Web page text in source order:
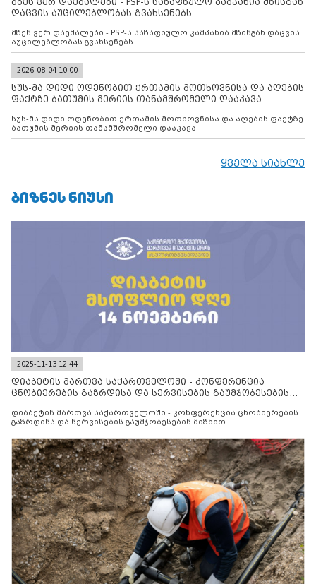
მზეს ვერ დაემალები - PSP-ს საზაფხულო კამპანია მზისგან
დაცვის აუცილებლობას გვახსენებს
მზეს ვერ დაემალები - PSP-ს საზაფხულო კამპანია მზისგან დაცვის
აუცილებლობას გვახსენებს
2026-08-04 10:00
სუს-მა დიდი ოდენობით ქრთამის მოთხოვნისა და აღების
ფაქტზე ბათუმის მერიის თანამშრომელი დააკავა
სუს-მა დიდი ოდენობით ქრთამის მოთხოვნისა და აღების ფაქტზე
ბათუმის მერიის თანამშრომელი დააკავა
ყველა სიახლე
ᲑᲘᲖᲜᲔᲡ ᲜᲘᲣᲡᲘ
2025-11-13 12:44
დიაბეტის მართვა საქართველოში - კონფერენცია
ცნობიერების გაზრდისა და სერვისების გაუმჯობესების
დიაბეტის მართვა საქართველოში - კონფერენცია ცნობიერების
გაზრდისა და სერვისების გაუმჯობესების მიზნით